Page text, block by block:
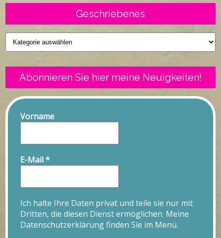
Geschriebenes
Geschriebenes
Abonnieren Sie hier meine Neuigkeiten!
Vorname
E-Mail*
Ich halte Ihre Daten privat und teile sie nur mit
Dritten, die diesen Dienst ermöglichen. Meine
Datenschutzerklärung finden Sie im Menü.